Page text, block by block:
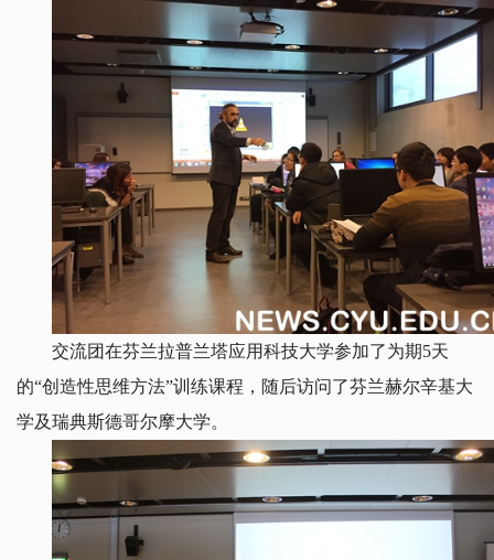
交流团在芬兰拉普兰塔应用科技大学参加了为期5天
的“创造性思维方法”训练课程，随后访问了芬兰赫尔辛基大
学及瑞典斯德哥尔摩大学。